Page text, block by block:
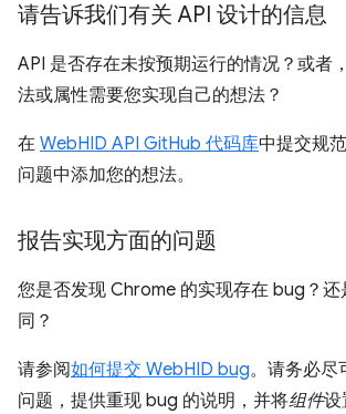
请告诉我们有关 API 设计的信息
API 是否存在未按预期运行的情况？或者
法或属性需要您实现自己的想法？
在 WebHID API GitHub 代码库中提交规
问题中添加您的想法。
报告实现方面的问题
您是否发现 Chrome 的实现存在 bug？还
同？
请参阅如何提交 WebHID bug。请务必尽
问题，提供重现 bug 的说明，并将组件设